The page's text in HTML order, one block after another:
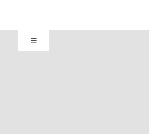
Toggle
Navigation